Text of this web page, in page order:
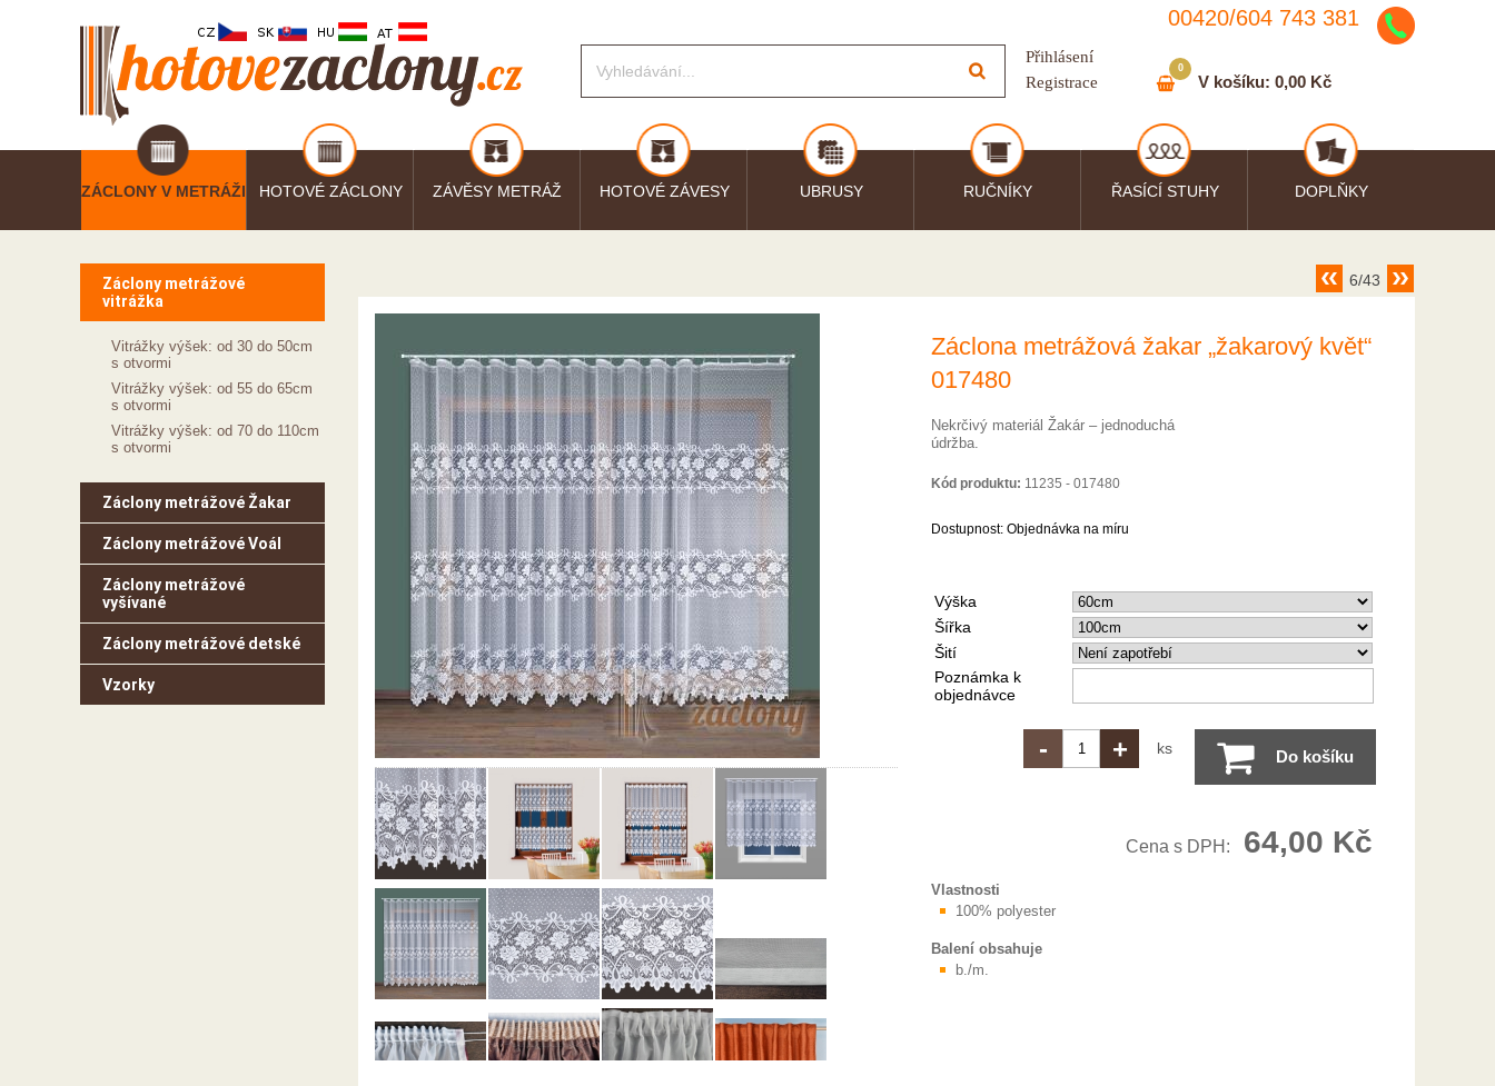
00420/604 743 381
Přihlásení
Registrace
V košíku: 0,00 Kč
0
ZÁCLONY V METRÁŽI HOTOVÉ ZÁCLONY ZÁVĚSY METRÁŽ HOTOVÉ ZÁVESY UBRUSY RUČNÍKY ŘASÍCÍ STUHY DOPLŇKY
Záclony metrážové
vitrážka
Vitrážky výšek: od 30 do 50cm
s otvormi
Vitrážky výšek: od 55 do 65cm
s otvormi
Vitrážky výšek: od 70 do 110cm
s otvormi
Záclony metrážové Žakar
Záclony metrážové Voál
Záclony metrážové
vyšívané
Záclony metrážové detské
Vzorky
6/43
Záclona metrážová žakar „žakarový květ“
017480
Nekrčivý materiál Žakár – jednoduchá
údržba.
Kód produktu: 11235 - 017480
Dostupnost: Objednávka na míru
Výška
Šířka
Šití
Poznámka k
objednávce
- + ks Do košíku
Cena s DPH: 64,00 Kč
Vlastnosti
100% polyester
Balení obsahuje
b./m.